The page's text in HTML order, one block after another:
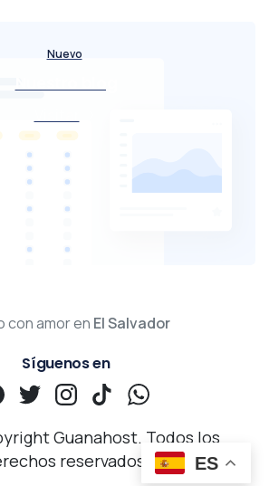
Nuevo
con amor en El Salvador
Síguenos en
Guanahost. Todos los
reservados.
ES